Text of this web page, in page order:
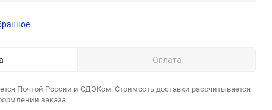
Оплата
Почтой России и СДЭКом. Стоимость доставки рассчитывается
заказа.